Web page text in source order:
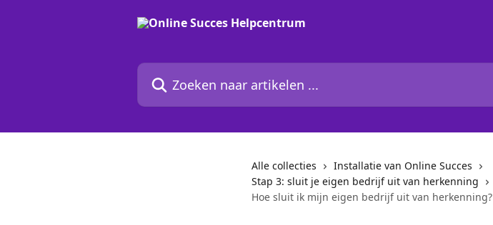
Zoeken naar artikelen ...
Alle collecties
Installatie van Online Succes
Stap 3: sluit je eigen bedrijf uit van herkenning
Hoe sluit ik mijn eigen bedrijf uit van herkenning?